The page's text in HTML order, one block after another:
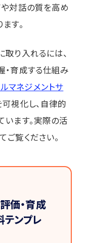
対話の質を高め
す。
り入れるには、
・育成する仕組み
マネジメントサ
視化し、自律的
ます。実際の活
ご覧ください。
価・育成
ンプレ